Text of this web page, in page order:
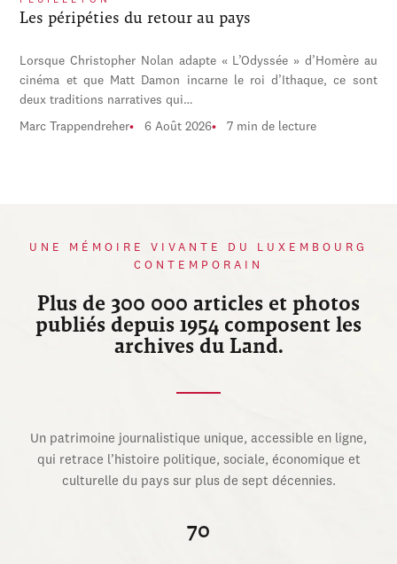
Les péripéties du retour au pays
Lorsque Christopher Nolan adapte « L’Odyssée » d’Homère au
cinéma et que Matt Damon incarne le roi d’Ithaque, ce sont
deux traditions narratives qui…
Marc Trappendreher 6 Août 2026 7 min de lecture
UNE MÉMOIRE VIVANTE DU LUXEMBOURG
CONTEMPORAIN
Plus de 300 000 articles et photos
publiés depuis 1954 composent les
archives du Land.
Un patrimoine journalistique unique, accessible en ligne,
qui retrace l’histoire politique, sociale, économique et
culturelle du pays sur plus de sept décennies.
70